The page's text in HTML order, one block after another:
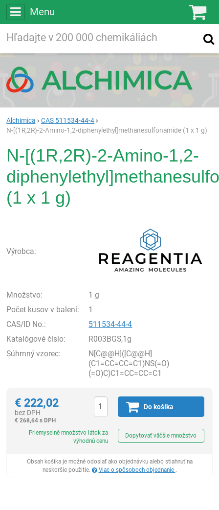
Menu
Vyhľadávanie
Alchimica
CAS 511534-44-4
N-[(1R,2R)-2-Amino-1,2-diphenylethyl]methanesulfonamide (1 x 1 g)
N-[(1R,2R)-2-Amino-1,2-
(1 x 1 g)
Výrobca:
Množstvo:
1 g
Počet kusov v balení:
1
CAS/ID No.:
511534-44-4
Katalógové číslo:
R003BGS,1g
Súhrnný vzorec:
N[C@@H]([C@@H]
(C1=CC=CC=C1)NS(=O)
(=O)C)C1=CC=CC=C1
€ 222,02
bez DPH
€ 268,64 s DPH
Do košíka
Priemyselné množstvo látok za
výhodnú cenu
Dopytovať väčšie množstvo
Obsah košíka je možné odoslať ako objednávku alebo stiahnuť na
neskoršie použitie.
Viac o spôsoboch objednanie .